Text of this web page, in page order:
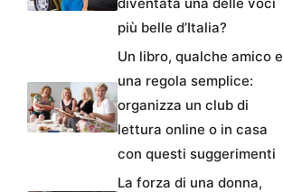
più belle d’Italia?
Un libro, qualche amico e
una regola semplice:
organizza un club di
lettura online o in casa
con questi suggerimenti
La forza di una donna,